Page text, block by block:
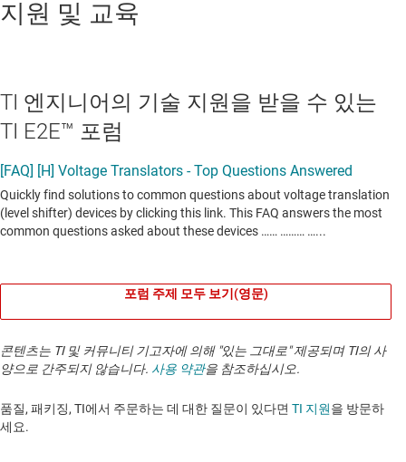
지원 및 교육
TI 엔지니어의 기술 지원을 받을 수 있는
TI E2E™ 포럼
포럼 주제 모두 보기(영문)
콘텐츠는 TI 및 커뮤니티 기고자에 의해 "있는 그대로" 제공되며 TI의 사
양으로 간주되지 않습니다. 사용 약관을 참조하십시오.
품질, 패키징, TI에서 주문하는 데 대한 질문이 있다면 TI 지원을 방문하
세요. ​​​​​​​​​​​​​​